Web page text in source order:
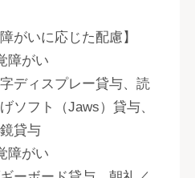
障がいに応じた配慮】
障がい
字ディスプレー貸与、読
ソフト（Jaws）貸与、
貸与
障がい